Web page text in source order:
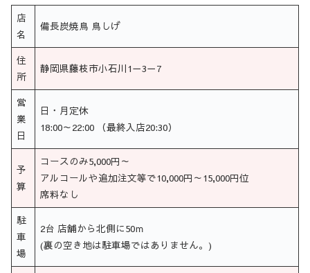
店
名
備長炭焼鳥 鳥しげ
住
所
静岡県藤枝市小石川1－3－7
営
業
日
日・月定休
18:00～22:00 （最終入店20:30）
予
算
コースのみ5,000円～
アルコールや追加注文等で10,000円～15,000円位
席料なし
駐
車
場
2台 店舗から北側に50ｍ
(裏の空き地は駐車場ではありません。)